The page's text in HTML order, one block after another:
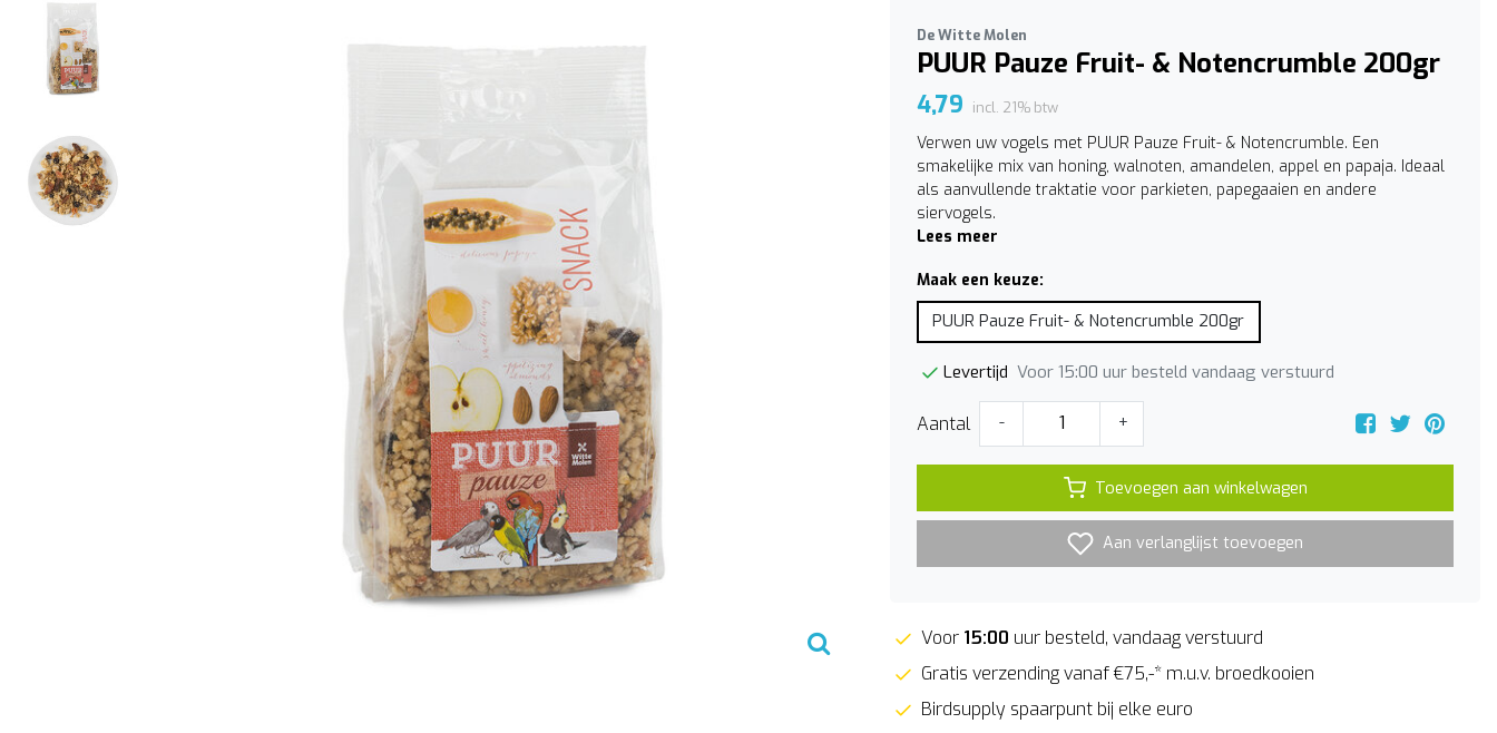
De Witte Molen
PUUR Pauze Fruit- & Notencrumble 200gr
4,79 incl. 21% btw
Verwen uw vogels met PUUR Pauze Fruit- & Notencrumble. Een
smakelijke mix van honing, walnoten, amandelen, appel en papaja. Ideaal
als aanvullende traktatie voor parkieten, papegaaien en andere
siervogels.
Lees meer
Maak een keuze:
PUUR Pauze Fruit- & Notencrumble 200gr
Levertijd Voor 15:00 uur besteld vandaag verstuurd
Aantal - +
Toevoegen aan winkelwagen
Aan verlanglijst toevoegen
Voor 15:00 uur besteld, vandaag verstuurd
Gratis verzending vanaf €75,-* m.u.v. broedkooien
Birdsupply spaarpunt bij elke euro